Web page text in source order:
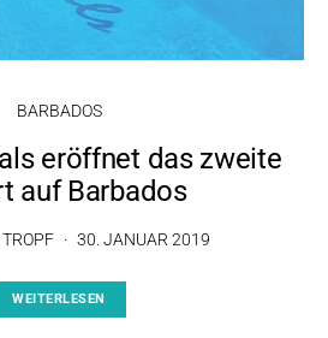
BARBADOS
eröffnet das zweite
auf Barbados
30. JANUAR 2019
WEITERLESEN